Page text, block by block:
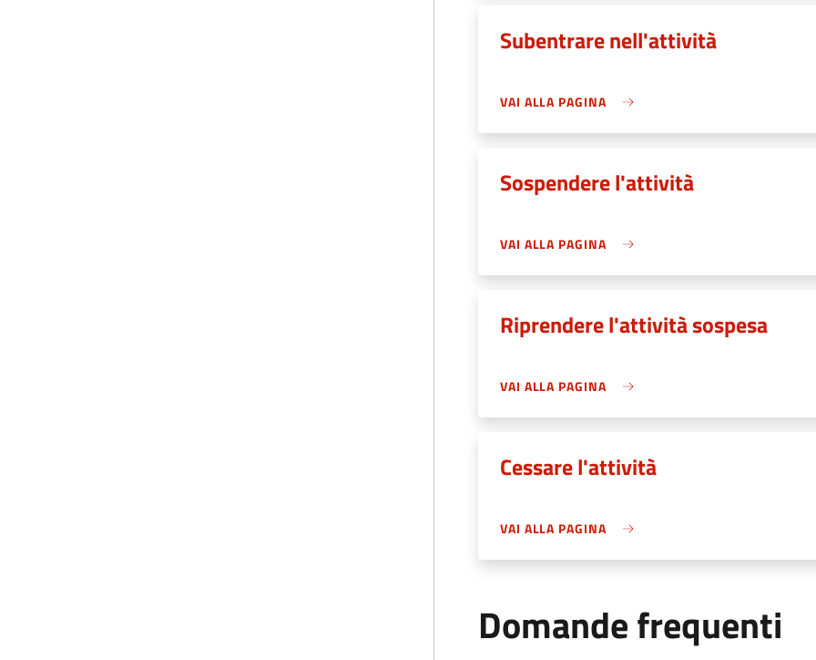
Subentrare nell'attività
VAI ALLA PAGINA
Sospendere l'attività
VAI ALLA PAGINA
Riprendere l'attività sospesa
VAI ALLA PAGINA
Cessare l'attività
VAI ALLA PAGINA
Domande frequenti